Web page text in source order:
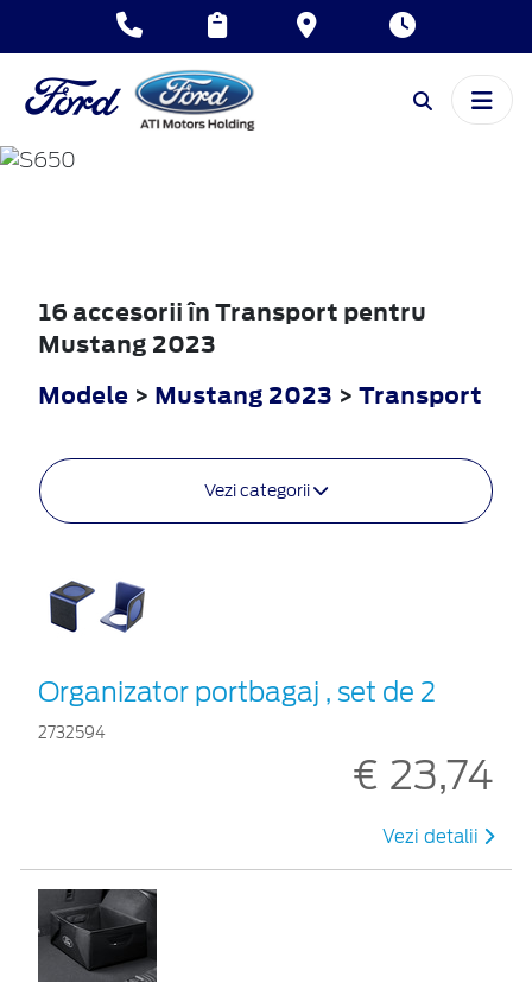
MUSTANG
16 accesorii în Transport pentru
Mustang 2023
Modele > Mustang 2023 > Transport
Vezi categorii
Organizator portbagaj , set de 2
2732594
€ 23,74
Vezi detalii